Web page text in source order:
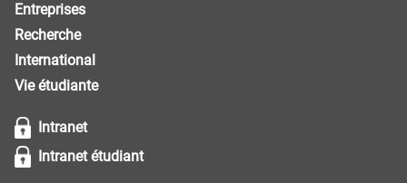
Entreprises
Recherche
International
Vie étudiante
Intranet
Intranet étudiant